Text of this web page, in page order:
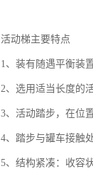
活动梯主要特点
1、装有随遇平衡装
2、选用适当长度的
3、活动踏步，在位
4、踏步与罐车接触
5、结构紧凑：收容